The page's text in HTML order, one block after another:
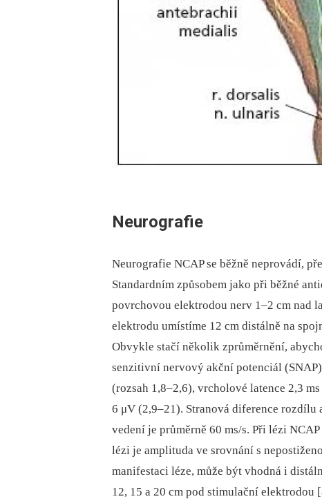
Neurografie
Neurografie NCAP se běžně neprovádí,
Standardním způsobem jako při běžné
povrchovou elektrodou nerv 1–2 cm nad
elektrodu umístíme 12 cm distálně na
Obvykle stačí několik zprůměrnění,
senzitivní nervový akční potenciál
(rozsah 1,8–2,6), vrcholové latence 2,3
6 μV (2,9–21). Stranová diference
vedení je průměrně 60 ms/s. Při lézi
lézi je amplituda ve srovnání s
manifestaci léze, může být vhodná i
12, 15 a 20 cm pod stimulační elektrodou